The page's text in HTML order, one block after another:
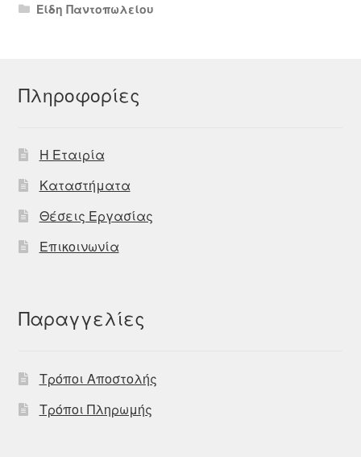
Είδη Παντοπωλείου
Πληροφορίες
Η Εταιρία
Καταστήματα
Θέσεις Εργασίας
Επικοινωνία
Παραγγελίες
Τρόποι Αποστολής
Τρόποι Πληρωμής